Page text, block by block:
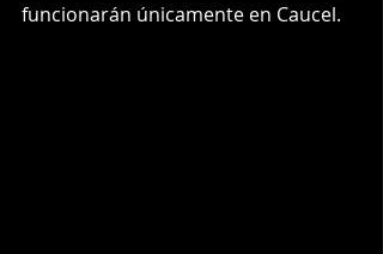
funcionarán únicamente en Caucel.